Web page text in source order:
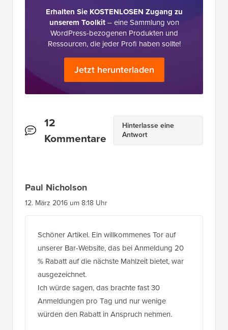
Erhalten Sie KOSTENLOSEN Zugang zu
unserem Toolkit– eine Sammlung von
WordPress-bezogenen Produkten und
Ressourcen, die jeder Profi haben sollte!
Jetzt herunterladen
Leserinteraktionen
12
Kommentare
Hinterlasse eine
Antwort
Paul Nicholson
12. März 2016 um 8:18 Uhr
Schöner Artikel. Ein willkommenes Tor auf
unserer Bar-Website, das bei Anmeldung 20
% Rabatt auf die nächste Mahlzeit bietet, war
ausgezeichnet.
Ich würde sagen, das brachte fast 30
Anmeldungen pro Tag und nur wenige
würden den Rabatt in Anspruch nehmen.